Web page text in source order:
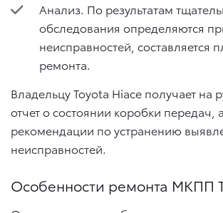
Анализ. По результатам
обследования определяются
неисправностей, составляется
ремонта.
Владельцу Toyota Hiace получает на
отчет о состоянии коробки передач,
рекомендации по устранению
неисправностей.
Особенности ремонта МКПП